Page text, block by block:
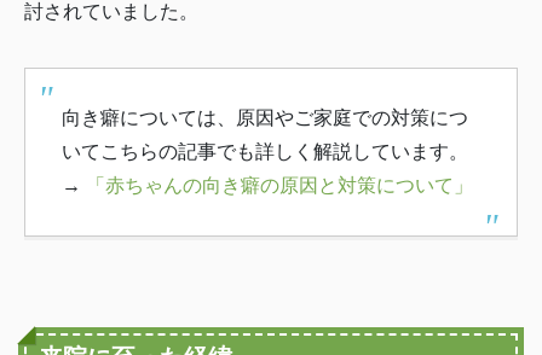
討されていました。
向き癖については、原因やご家庭での対策につ
いてこちらの記事でも詳しく解説しています。
→
「赤ちゃんの向き癖の原因と対策について」